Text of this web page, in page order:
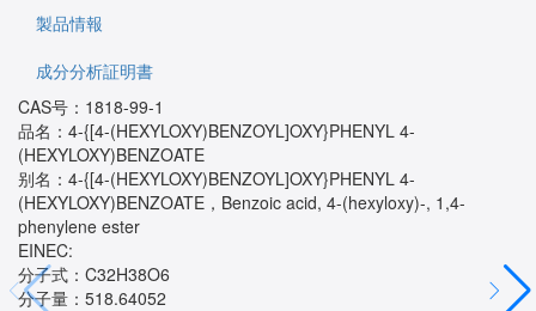
製品情報
成分分析証明書
CAS号：1818-99-1
品名：4-{[4-(HEXYLOXY)BENZOYL]OXY}PHENYL 4-
(HEXYLOXY)BENZOATE
别名：4-{[4-(HEXYLOXY)BENZOYL]OXY}PHENYL 4-
(HEXYLOXY)BENZOATE，Benzoic acid, 4-(hexyloxy)-, 1,4-
phenylene ester
EINEC:
分子式：C32H38O6
分子量：518.64052